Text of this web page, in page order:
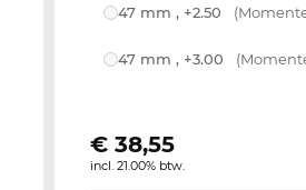
47 mm , +2.50
47 mm , +3.00
€38,55
incl. 21.00% btw.